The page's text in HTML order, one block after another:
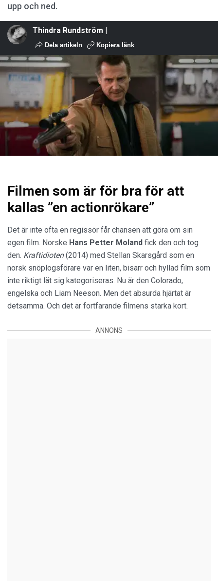
upp och ned.
Thindra Rundström |
Dela artikeln Kopiera länk
Filmen som är för bra för att
kallas ”en actionrökare”
Det är inte ofta en regissör får chansen att göra om sin
egen film. Norske Hans Petter Moland fick den och tog
den. Kraftidioten(2014) med Stellan Skarsgård som en
norsk snöplogsförare var en liten, bisarr och hyllad film som
inte riktigt lät sig kategoriseras. Nu är den Colorado,
engelska och Liam Neeson. Men det absurda hjärtat är
detsamma. Och det är fortfarande filmens starka kort.
ANNONS